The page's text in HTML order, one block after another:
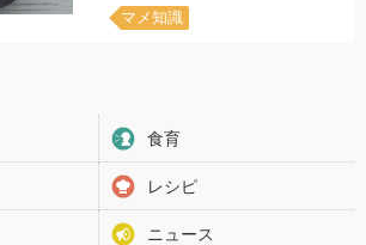
マメ知識
食育
レシピ
ニュース